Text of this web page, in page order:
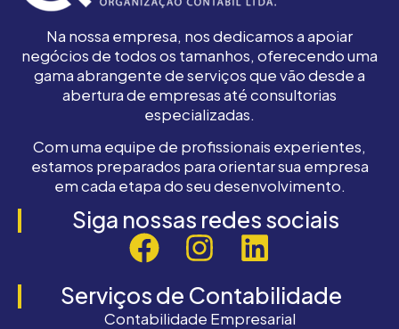
Na nossa empresa, nos dedicamos a apoiar
negócios de todos os tamanhos, oferecendo uma
gama abrangente de serviços que vão desde a
abertura de empresas até consultorias
especializadas.
Com uma equipe de profissionais experientes,
estamos preparados para orientar sua empresa
em cada etapa do seu desenvolvimento.
Siga nossas redes sociais
Serviços de Contabilidade
Contabilidade Empresarial